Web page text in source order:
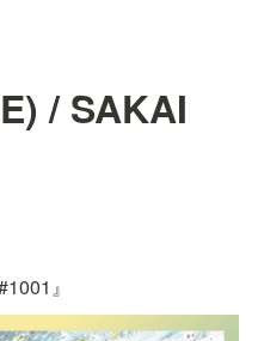
/ SAKAI
』